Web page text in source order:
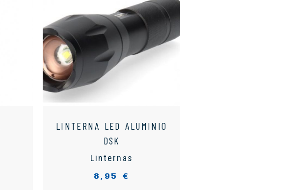
LINTERNA LED ALUMINIO
DSK
Linternas
8,95 €